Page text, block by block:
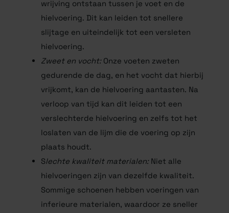
wrijving ontstaan tussen je voet en de
hielvoering. Dit kan leiden tot snellere
slijtage en uiteindelijk tot een versleten
hielvoering.
Zweet en vocht:Onze voeten zweten
gedurende de dag, en het vocht dat hierbij
vrijkomt, kan de hielvoering aantasten. Na
verloop van tijd kan dit leiden tot een
verslechterde hielvoering en zelfs tot het
loslaten van de lijm die de voering op zijn
plaats houdt.
Slechte kwaliteit materialen:Niet alle
hielvoeringen zijn van dezelfde kwaliteit.
Sommige schoenen hebben voeringen van
inferieure materialen, waardoor ze sneller